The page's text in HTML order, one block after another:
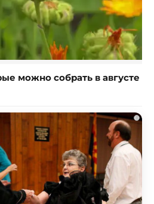
можно собрать в августе
i